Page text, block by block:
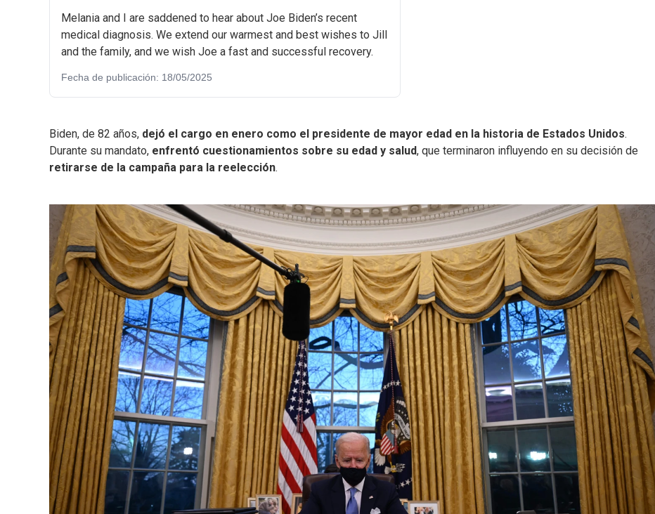
Melania and I are saddened to hear about Joe Biden’s recent
medical diagnosis. We extend our warmest and best wishes to Jill
and the family, and we wish Joe a fast and successful recovery.
Fecha de publicación: 18/05/2025
Biden, de 82 años, dejó el cargo en enero como el presidente de mayor edad en la historia de Estados Unidos.
Durante su mandato, enfrentó cuestionamientos sobre su edad y salud, que terminaron influyendo en su decisión de
retirarse de la campaña para la reelección.